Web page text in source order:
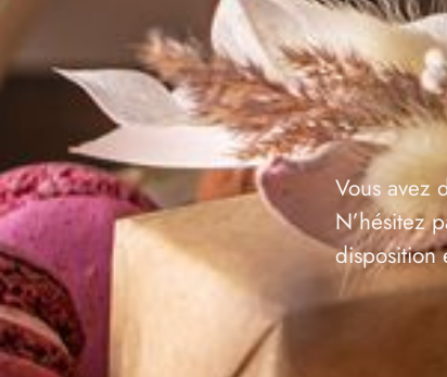
Vous avez
N’hésitez
disposition